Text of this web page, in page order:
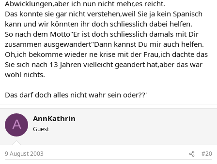
Abwicklungen,aber ich nun nicht mehr,es reicht.
Das konnte sie gar nicht verstehen,weil Sie ja kein Spanisch
kann und wir könnten ihr doch schliesslich dabei helfen.
So nach dem Motto"Er ist doch schliesslich damals mit Dir
zusammen ausgewandert"Dann kannst Du mir auch helfen.
Oh,ich bekomme wieder ne krise mit der Frau,ich dachte das
Sie sich nach 13 Jahren vielleicht geändert hat,aber das war
wohl nichts.
Das darf doch alles nicht wahr sein oder??'
A AnnKathrin
Guest
9 August 2003 #20